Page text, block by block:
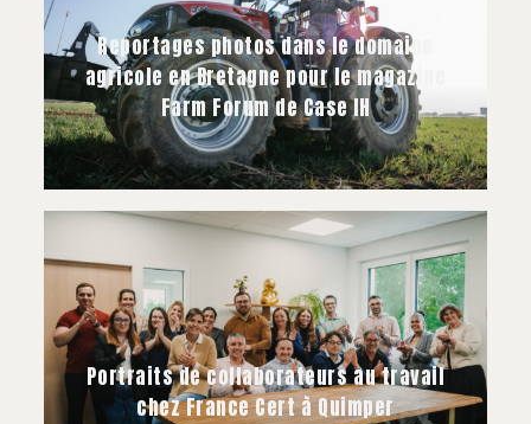
Reportages photos dans le domaine
agricole en Bretagne pour le magazine
Farm Forum de Case IH
Portraits de collaborateurs au travail
chez France Cert à Quimper